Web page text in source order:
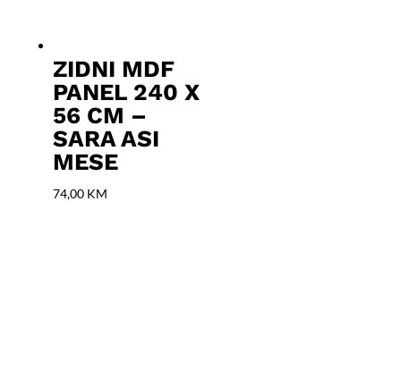
ZIDNI MDF
PANEL 240 X
56 CM –
SARA ASI
MESE
74,00 KM